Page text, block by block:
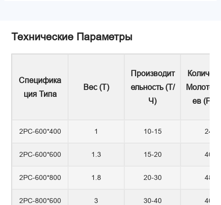
Технические Параметры
Специфика
Ция Типа
Вес (Т)
Производит
Ельность (т/
Ч)
Ев
2PC-600*400 1 10-15 24
2PC-600*600 1.3 15-20 40
2PC-600*800 1.8 20-30 48
2PC-800*600 3 30-40 40